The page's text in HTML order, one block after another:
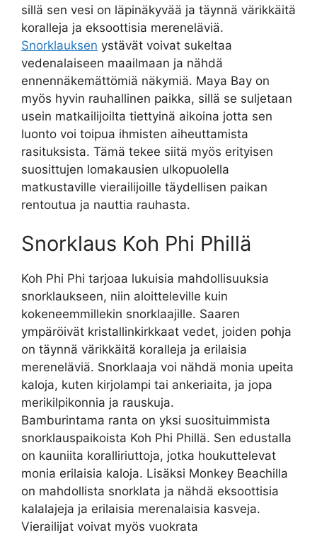
sillä sen vesi on läpinäkyvää ja täynnä värikkäitä
koralleja ja eksoottisia mereneläviä.
Snorklauksen ystävät voivat sukeltaa
vedenalaiseen maailmaan ja nähdä
ennennäkemättömiä näkymiä. Maya Bay on
myös hyvin rauhallinen paikka, sillä se suljetaan
usein matkailijoilta tiettyinä aikoina jotta sen
luonto voi toipua ihmisten aiheuttamista
rasituksista. Tämä tekee siitä myös erityisen
suosittujen lomakausien ulkopuolella
matkustaville vierailijoille täydellisen paikan
rentoutua ja nauttia rauhasta.
Snorklaus Koh Phi Phillä
Koh Phi Phi tarjoaa lukuisia mahdollisuuksia
snorklaukseen, niin aloitteleville kuin
kokeneemmillekin snorklaajille. Saaren
ympäröivät kristallinkirkkaat vedet, joiden pohja
on täynnä värikkäitä koralleja ja erilaisia
mereneläviä. Snorklaaja voi nähdä monia upeita
kaloja, kuten kirjolampi tai ankeriaita, ja jopa
merikilpikonnia ja rauskuja.
Bamburintama ranta on yksi suosituimmista
snorklauspaikoista Koh Phi Phillä. Sen edustalla
on kauniita koralliriuttoja, jotka houkuttelevat
monia erilaisia kaloja. Lisäksi Monkey Beachilla
on mahdollista snorklata ja nähdä eksoottisia
kalalajeja ja erilaisia merenalaisia kasveja.
Vierailijat voivat myös vuokrata